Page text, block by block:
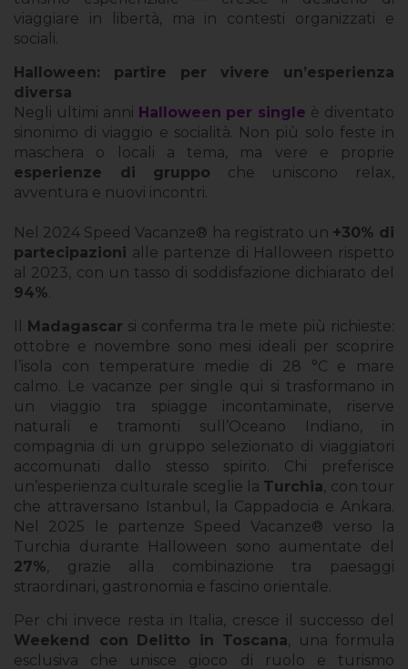
viaggiare in libertà, ma in contesti organizzati e
sociali.
Halloween: partire per vivere un’esperienza
diversa
Negli ultimi anni Halloween per single è diventato
sinonimo di viaggio e socialità. Non più solo feste in
maschera o locali a tema, ma vere e proprie
esperienze di gruppo che uniscono relax,
avventura e nuovi incontri.
Nel 2024 Speed Vacanze® ha registrato un +30% di
partecipazioni alle partenze di Halloween rispetto
al 2023, con un tasso di soddisfazione dichiarato del
94%.
Il Madagascar si conferma tra le mete più richieste:
ottobre e novembre sono mesi ideali per scoprire
l’isola con temperature medie di 28 °C e mare
calmo. Le vacanze per single qui si trasformano in
un viaggio tra spiagge incontaminate, riserve
naturali e tramonti sull’Oceano Indiano, in
compagnia di un gruppo selezionato di viaggiatori
accomunati dallo stesso spirito. Chi preferisce
un’esperienza culturale sceglie la Turchia, con tour
che attraversano Istanbul, la Cappadocia e Ankara.
Nel 2025 le partenze Speed Vacanze® verso la
Turchia durante Halloween sono aumentate del
27%, grazie alla combinazione tra paesaggi
straordinari, gastronomia e fascino orientale.
Per chi invece resta in Italia, cresce il successo del
Weekend con Delitto in Toscana, una formula
esclusiva che unisce gioco di ruolo e turismo